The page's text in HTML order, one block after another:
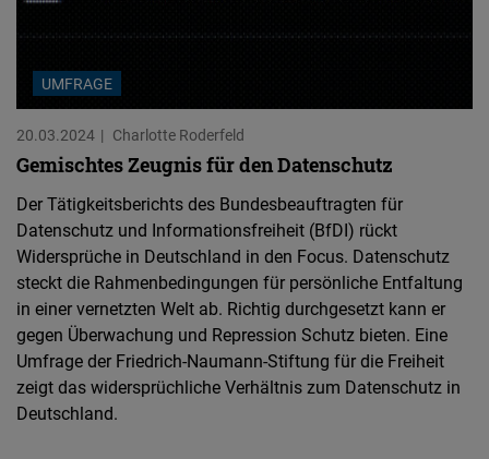
UMFRAGE
20.03.2024 Charlotte Roderfeld
Gemischtes Zeugnis für den Datenschutz
Der Tätigkeitsberichts des Bundesbeauftragten für
Datenschutz und Informationsfreiheit (BfDI) rückt
Widersprüche in Deutschland in den Focus. Datenschutz
steckt die Rahmenbedingungen für persönliche Entfaltung
in einer vernetzten Welt ab. Richtig durchgesetzt kann er
gegen Überwachung und Repression Schutz bieten. Eine
Umfrage der Friedrich-Naumann-Stiftung für die Freiheit
zeigt das widersprüchliche Verhältnis zum Datenschutz in
Deutschland.